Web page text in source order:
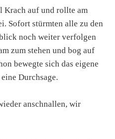
Krach auf und rollte am
Sofort stürmten alle zu den
noch weiter verfolgen
zum stehen und bog auf
bewegte sich das eigene
Durchsage.
anschnallen, wir